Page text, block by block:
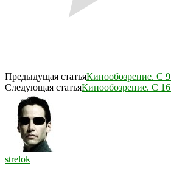
Предыдущая статьяКинообозрение. С
Следующая статьяКинообозрение. С
strelok